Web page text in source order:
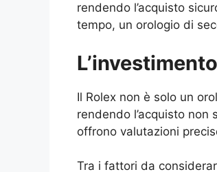
rendendo l’acquisto
tempo, un orologio di
Il Rolex non è solo un
rendendo l’acquisto
offrono valutazioni
Tra i fattori da